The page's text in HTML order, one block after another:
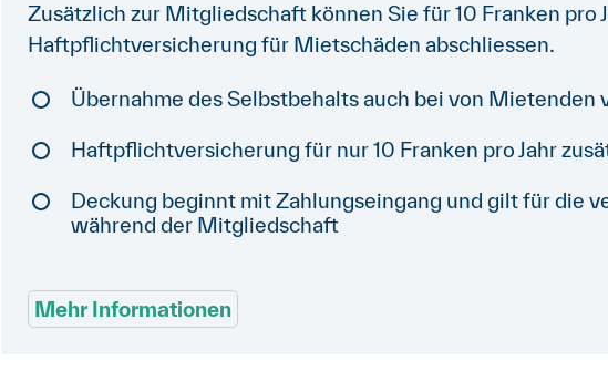
Zusätzlich zur Mitgliedschaft können Sie für 10 Franken pro
Haftpflichtversicherung für Mietschäden abschliessen.
Übernahme des Selbstbehalts auch bei von Mietenden
Haftpflichtversicherung für nur 10 Franken pro Jahr
Deckung beginnt mit Zahlungseingang und gilt für die
während der Mitgliedschaft
Mehr Informationen